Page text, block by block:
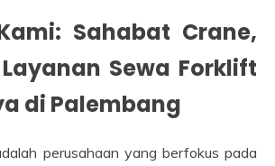
Sahabat Crane,
Sewa Forklift
di Palembang
perusahaan yang berfokus pada